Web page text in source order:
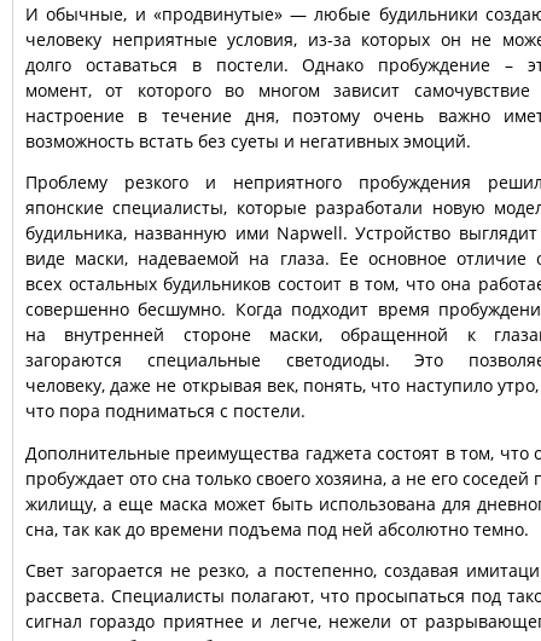
И обычные, и «продвинутые» — любые будильники
человеку неприятные условия, из-за которых он не
долго оставаться в постели. Однако пробуждение –
момент, от которого во многом зависит
настроение в течение дня, поэтому очень важно
возможность встать без суеты и негативных эмоций.
Проблему резкого и неприятного пробуждения
японские специалисты, которые разработали новую
будильника, названную ими Napwell. Устройство
виде маски, надеваемой на глаза. Ее основное отличие
всех остальных будильников состоит в том, что она
совершенно бесшумно. Когда подходит время
на внутренней стороне маски, обращенной к
загораются специальные светодиоды. Это
человеку, даже не открывая век, понять, что наступило
что пора подниматься с постели.
Дополнительные преимущества гаджета состоят в том, что
пробуждает ото сна только своего хозяина, а не его соседей
жилищу, а еще маска может быть использована для
сна, так как до времени подъема под ней абсолютно темно.
Свет загорается не резко, а постепенно, создавая
рассвета. Специалисты полагают, что просыпаться под
сигнал гораздо приятнее и легче, нежели от